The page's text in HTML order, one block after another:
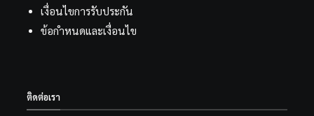
เงื่อนไขการรับประกัน
ข้อกำหนดและเงื่อนไข
ติดต่อเรา